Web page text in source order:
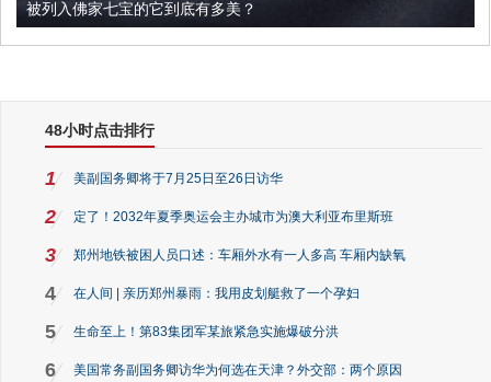
被列入佛家七宝的它到底有多美？
48小时点击排行
1 美副国务卿将于7月25日至26日访华
2 定了！2032年夏季奥运会主办城市为澳大利亚布里斯班
3 郑州地铁被困人员口述：车厢外水有一人多高 车厢内缺氧
4 在人间 | 亲历郑州暴雨：我用皮划艇救了一个孕妇
5 生命至上！第83集团军某旅紧急实施爆破分洪
6 美国常务副国务卿访华为何选在天津？外交部：两个原因